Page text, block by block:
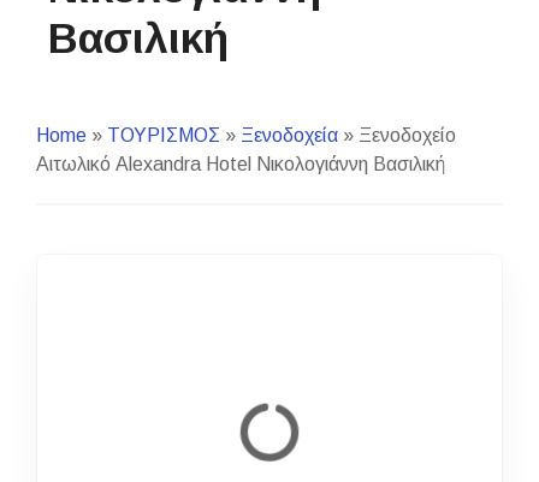
Βασιλική
Home » ΤΟΥΡΙΣΜΟΣ » Ξενοδοχεία » Ξενοδοχείο
Αιτωλικό Alexandra Hotel Νικολογιάννη Βασιλική